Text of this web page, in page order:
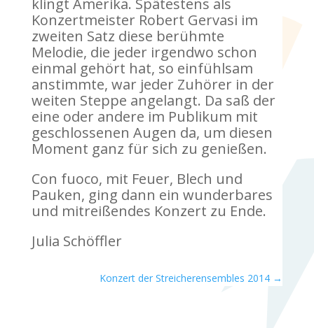
klingt Amerika. Spätestens als
Konzertmeister Robert Gervasi im
zweiten Satz diese berühmte
Melodie, die jeder irgendwo schon
einmal gehört hat, so einfühlsam
anstimmte, war jeder Zuhörer in der
weiten Steppe angelangt. Da saß der
eine oder andere im Publikum mit
geschlossenen Augen da, um diesen
Moment ganz für sich zu genießen.
Con fuoco, mit Feuer, Blech und
Pauken, ging dann ein wunderbares
und mitreißendes Konzert zu Ende.
Julia Schöffler
Konzert der Streicherensembles 2014 →